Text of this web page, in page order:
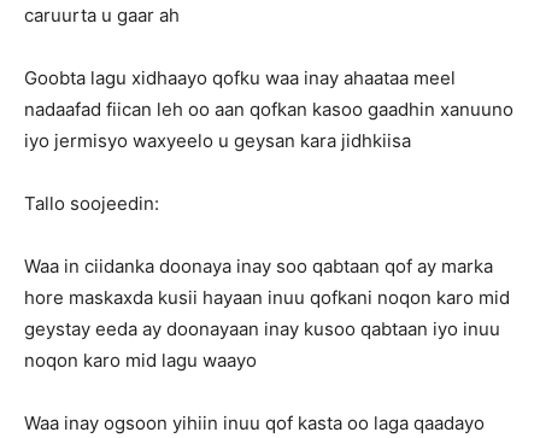
caruurta u gaar ah
Goobta lagu xidhaayo qofku waa inay ahaataa meel
nadaafad fiican leh oo aan qofkan kasoo gaadhin xanuuno
iyo jermisyo waxyeelo u geysan kara jidhkiisa
Tallo soojeedin:
Waa in ciidanka doonaya inay soo qabtaan qof ay marka
hore maskaxda kusii hayaan inuu qofkani noqon karo mid
geystay eeda ay doonayaan inay kusoo qabtaan iyo inuu
noqon karo mid lagu waayo
Waa inay ogsoon yihiin inuu qof kasta oo laga qaadayo